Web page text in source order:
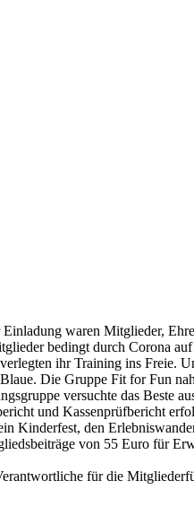
waren Mitglieder,
bedingt durch Corona
ihr Training ins Freie.
Die Gruppe Fit for Fun
versuchte das Beste
und Kassenprüfbericht
Kinderfest, den
von 55 Euro für
für die